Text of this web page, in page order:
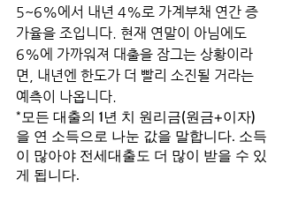
5~6%에서 내년 4%로 가계부채 연간 증
가율을 조입니다. 현재 연말이 아님에도
6%에 가까워져 대출을 잠그는 상황이라
면, 내년엔 한도가 더 빨리 소진될 거라는
예측이 나옵니다.
*모든 대출의 1년 치 원리금(원금+이자)
을 연 소득으로 나눈 값을 말합니다. 소득
이 많아야 전세대출도 더 많이 받을 수 있
게 됩니다.